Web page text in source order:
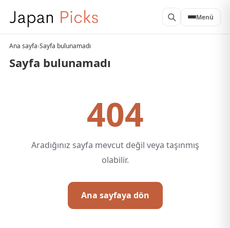
Menü
Ana sayfa›Sayfa bulunamadı
Sayfa bulunamadı
404
Aradığınız sayfa mevcut değil veya taşınmış
olabilir.
Ana sayfaya dön